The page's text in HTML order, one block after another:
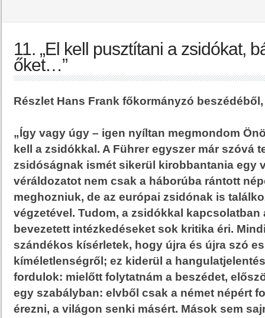
11. „El kell pusztítani a zsidókat,
őket…”
Részlet Hans Frank főkormányzó
„Így vagy úgy – igen nyíltan megmondom
kell a zsidókkal . A Führer egyszer már szóvá
zsidóságnak ismét sikerül kirobbantania egy
véráldozatot nem csak a háborúba rántott
meghozniuk, de az európai zsidónak is
végzetével. Tudom, a zsidókkal kapcsolatban
bevezetett intézkedéseket sok kritika éri.
szándékos kísérletek, hogy újra és újra szó
kíméletlenségről; ez kiderül a
fordulok: mielőtt folytatnám a beszédet,
egy szabályban: elvből csak a német népért
érezni, a világon senki másért. Mások sem